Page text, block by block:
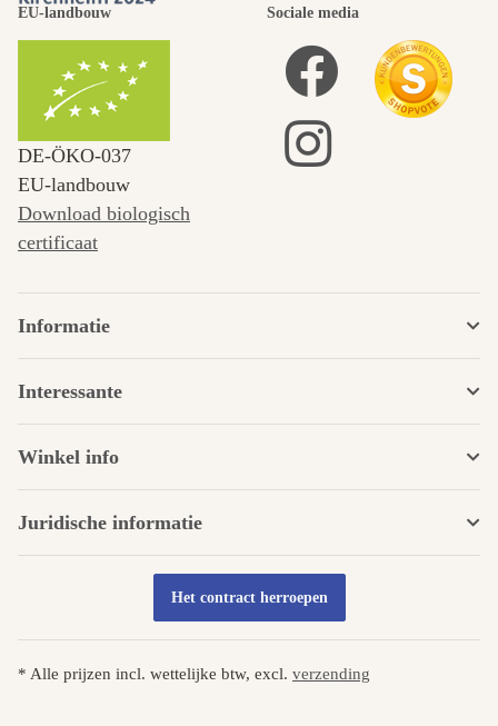
EU-landbouw
DE‑ÖKO‑037
EU-landbouw
Download biologisch
certificaat
Sociale media
Informatie
Interessante
Winkel info
Juridische informatie
Het contract herroepen
* Alle prijzen incl. wettelijke btw, excl. verzending